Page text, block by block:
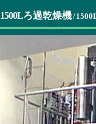
1500Lろ過乾燥機/